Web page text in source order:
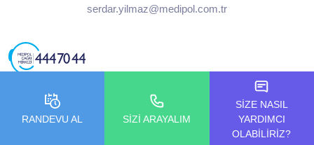
serdar.yilmaz@medipol.com.tr
RANDEVU AL SİZİ ARAYALIM
SİZE NASIL
YARDIMCI
OLABİLİRİZ?